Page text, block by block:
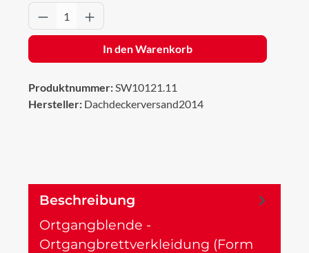
Produkt Anzahl: Gib den gewünschten
In den Warenkorb
Produktnummer:SW10121.11
Hersteller: Dachdeckerversand2014
Beschreibung
Ortgangblende -
Ortgangbrettverkleidung (Form